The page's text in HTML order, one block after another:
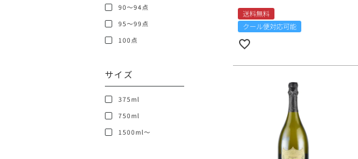
オーパス・ワン
90～94点
95～99点
100点
サイズ
375ml
750ml
1500ml～
送料無料
クール便対応可能